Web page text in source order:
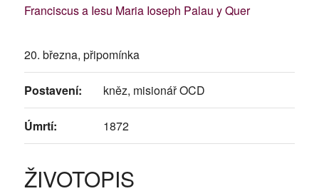
Franciscus a Iesu Maria Ioseph Palau y Quer
20. března, připomínka
Postavení: kněz, misionář OCD
Úmrtí: 1872
ŽIVOTOPIS